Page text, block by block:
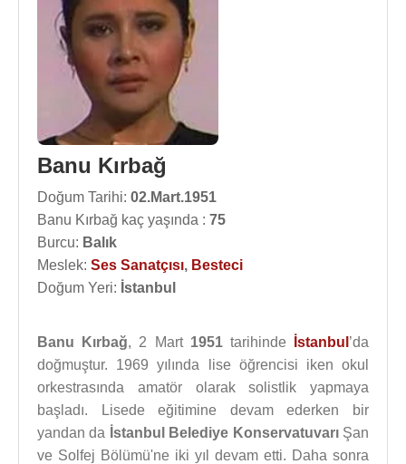
Banu Kırbağ
Doğum Tarihi: 02.Mart.1951
Banu Kırbağ kaç yaşında : 75
Burcu: Balık
Meslek: Ses Sanatçısı, Besteci
Doğum Yeri: İstanbul
Banu Kırbağ, 2 Mart 1951tarihinde İstanbul ’da
doğmuştur. 1969 yılında lise öğrencisi iken okul
orkestrasında amatör olarak solistlik yapmaya
başladı. Lisede eğitimine devam ederken bir
yandan da İstanbul Belediye KonservatuvarıŞan
ve Solfej Bölümü'ne iki yıl devam etti. Daha sonra